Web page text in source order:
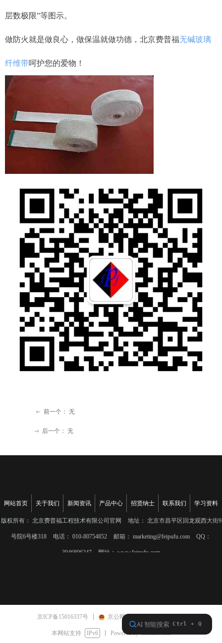
ꂃ 前一个： 无
ꁹ 后一个： 无
层数极限”等图示。
做防火就是做良心，做保温就做功德，北京费普福无碱玻璃
纤维带呵护您的爱物！
网站首页 关于我们 新闻资讯 产品中心 招贤纳士 联系我们 学习资料
版权所有： 北京费普福工程技术有限公司官网 地址： 北京市昌平区回龙观西大街9
号院6号楼318 电话： 010-80754852 邮箱： marketing@feipufu.com QQ：
3046806247 网址： www.feipufu.com
京ICP备15016337号 京公网安备11011402010520号
本网站支持 IPv6 Powered by CloudDream